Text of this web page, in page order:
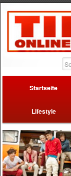
Startseite
Lifestyle